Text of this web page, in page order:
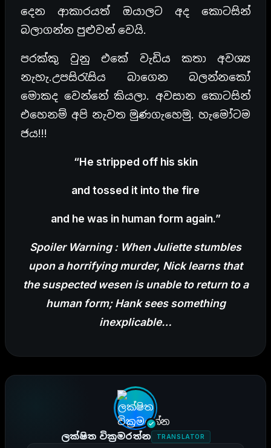
දෙන ආකාරයත් ඔයාලට අද කොටසින්
බලාගන්න පුළුවන් වෙයි.
පරක්කු වුනු එකේ වැඩිය කතා අවශ්‍ය
නැහැ.උපසිරැසිය බාගෙන බලන්නකෝ
මොකද වෙන්නේ කියලා. අවසාන කොටසින්
එහෙනම් අපි නැවත මුණගැහෙමු. හැමෝටම
ජය!!!
“He stripped off his skin
and tossed it into the fire
and he was in human form again.”
Spoiler Warning : When Juliette stumbles
upon a horrifying murder, Nick learns that
the suspected wesen is unable to return to a
human form; Hank sees something
inexplicable…
ලක්ෂිත වික්‍රමරත්න TRANSLATOR